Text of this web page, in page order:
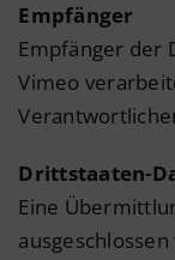
Empfänger
Empfänger der
Vimeo
Drittstaaten-
Eine